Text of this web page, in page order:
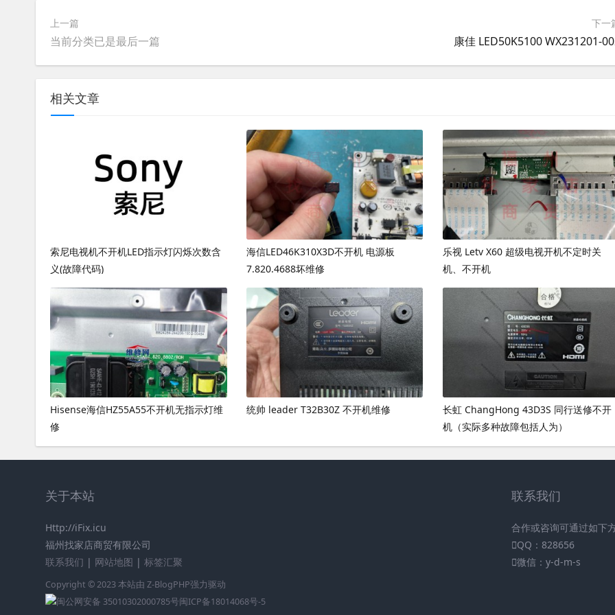
上一篇
当前分类已是最后一篇
下一
康佳 LED50K5100 WX231201-
相关文章
索尼电视机不开机LED指示灯闪烁次数含
义(故障代码)
海信LED46K310X3D不开机 电源板
7.820.4688坏维修
乐视 Letv X60 超级电视开机不定时关
机、不开机
Hisense海信HZ55A55不开机无指示灯维
修
统帅 leader T32B30Z 不开机维修
长虹 ChangHong 43D3S 同行送修不开
机（实际多种故障包括人为）
关于本站
Http://iFix.icu
福州找家店商贸有限公司
联系我们 | 网站地图 | 标签汇聚
Copyright © 2023 本站由 Z-BlogPHP强力驱动
闽公网安备 35010302000785号闽ICP备18014068号-5
联系我们
合作或咨询可通过如下
QQ：828656
微信：y-d-m-s